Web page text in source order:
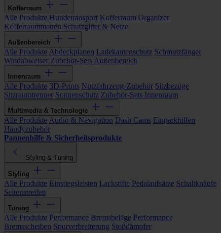
Kofferraum
Alle Produkte Hundetransport Kofferraum Organizer
Kofferraummatten Schutzgitter & Netze
Außenbereich
Alle Produkte Abdeckplanen Ladekantenschutz Schmutzfänger
Windabweiser Zubehör-Sets Außenbereich
Innenraum
Alle Produkte 3D-Prints Nutzfahrzeug-Zubehör Sitzbezüge
Sitzraumtrenner Sonnenschutz Zubehör-Sets Innenraum
Multimedia & Technologie
Alle Produkte Audio & Navigation Dash Cams Einparkhilfen
Handyzubehör
Pannenhilfe & Sicherheitsprodukte
Styling & Tuning
Styling
Alle Produkte Einstiegsleisten Lackstifte Pedalaufsätze Schaltknäufe
Seitenstreifen
Tuning
Alle Produkte Performance Bremsbeläge Performance
Bremsscheiben Spurverbreiterung Stoßdämpfer